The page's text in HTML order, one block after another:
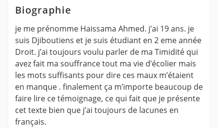
Biographie
je me prénomme Haissama Ahmed. j’ai 19 ans. je
suis Djiboutiens et je suis étudiant en 2 eme année
Droit. j’ai toujours voulu parler de ma Timidité qui
avez fait ma souffrance tout ma vie d’écolier mais
les mots suffisants pour dire ces maux m’étaient
en manque . finalement ça m’importe beaucoup de
faire lire ce témoignage, ce qui fait que je présente
cet texte bien que j’ai toujours de lacunes en
français.